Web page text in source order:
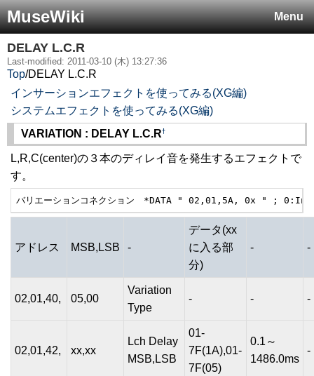
Menu
MuseWiki
DELAY L.C.R
Last-modified: 2011-03-10 (木) 13:27:36
Top/DELAY L.C.R
インサーションエフェクトを使ってみる(XG編)
システムエフェクトを使ってみる(XG編)
VARIATION : DELAY L.C.R†
L,R,C(center)の３本のディレイ音を発生するエフェクトで
す。
バリエーションコネクション　*DATA " 02,01,5A, 0x " ;
アドレス MSB,LSB -
データ(xx
に入る部
分)
- -
02,01,40, 05,00
Variation
Type
- - -
02,01,42, xx,xx
Lch Delay
MSB,LSB
01-
7F(1A),01-
7F(05)
0.1～
1486.0ms
-